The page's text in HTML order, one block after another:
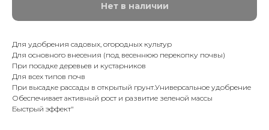
Нет в наличии
Для удобрения садовых, огородных культур
Для основного внесения (под весеннюю перекопку почвы)
При посадке деревьев и кустарников
Для всех типов почв
При высадке рассады в открытый грунт.Универсальное удобрение
Обеспечивает активный рост и развитие зеленой массы
Быстрый эффект"